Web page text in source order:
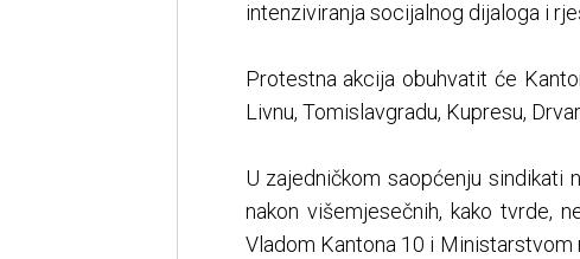
intenziviranja socijalnog dijaloga i
Protestna akcija obuhvatit će
Livnu, Tomislavgradu, Kupresu,
U zajedničkom saopćenju sindikati
nakon višemjesečnih, kako tvrde,
Vladom Kantona 10 i Ministarstvom